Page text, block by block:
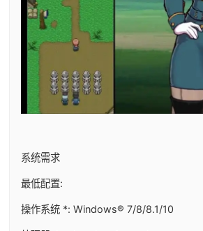
系统需求
最低配置:
操作系统 *: Windows® 7/8/8.1/10